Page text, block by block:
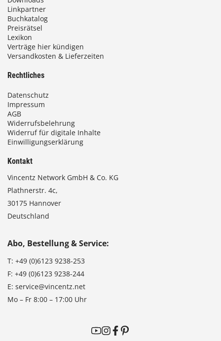
Linkpartner
Buchkatalog
Preisrätsel
Lexikon
Verträge hier kündigen
Versandkosten & Lieferzeiten
Rechtliches
Datenschutz
Impressum
AGB
Widerrufsbelehrung
Widerruf für digitale Inhalte
Einwilligungserklärung
Kontakt
Vincentz Network GmbH & Co. KG
Plathnerstr. 4c,
30175 Hannover
Deutschland
Abo, Bestellung & Service:
T: +49 (0)6123 9238-253
F: +49 (0)6123 9238-244
E: service@vincentz.net
Mo – Fr 8:00 – 17:00 Uhr